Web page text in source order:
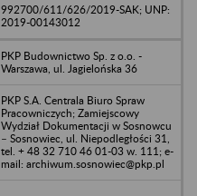
992700/611/626/2019-SAK; UNP:
2019-00143012
PKP Budownictwo Sp. z o.o. -
Warszawa, ul. Jagielońska 36
PKP S.A. Centrala Biuro Spraw
Pracowniczych; Zamiejscowy
Wydział Dokumentacji w Sosnowcu
– Sosnowiec, ul. Niepodległości 31,
tel. + 48 32 710 46 01-03 w. 111; e-
mail: archiwum.sosnowiec@pkp.pl